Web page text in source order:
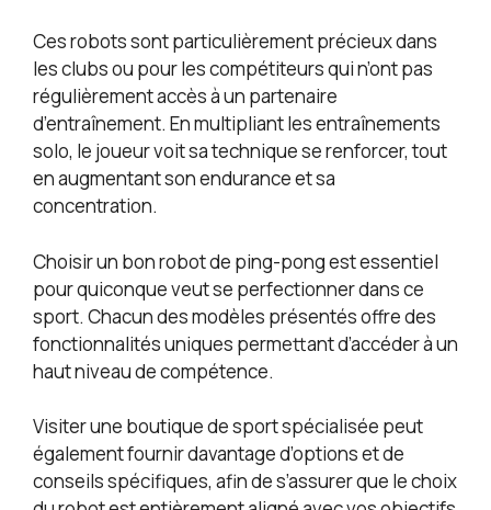
Ces robots sont particulièrement précieux dans
les clubs ou pour les compétiteurs qui n’ont pas
régulièrement accès à un partenaire
d’entraînement. En multipliant les entraînements
solo, le joueur voit sa technique se renforcer, tout
en augmentant son endurance et sa
concentration.
Choisir un bon robot de ping-pong est essentiel
pour quiconque veut se perfectionner dans ce
sport. Chacun des modèles présentés offre des
fonctionnalités uniques permettant d’accéder à un
haut niveau de compétence.
Visiter une boutique de sport spécialisée peut
également fournir davantage d’options et de
conseils spécifiques, afin de s’assurer que le choix